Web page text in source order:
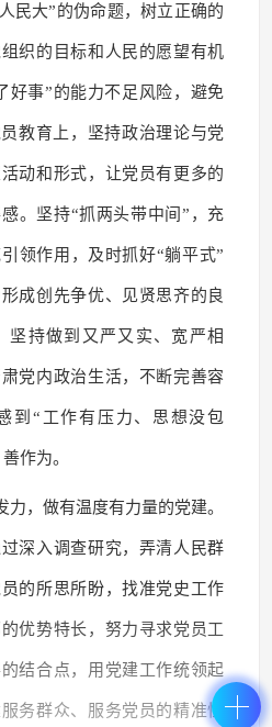
民大”的伪命题，树立正确的
织的目标和人民的愿望有机
好事”的能力不足风险，避免
教育上，坚持政治理论与党
动和形式，让党员有更多的
。坚持“抓两头带中间”，充
领作用，及时抓好“躺平式”
成创先争优、见贤思齐的良
坚持做到又严又实、宽严相
党内政治生活，不断完善容
到“工作有压力、思想没包
作为。
力，做有温度有力量的党建。
深入调查研究，弄清人民群
的所思所盼，找准党史工作
优势特长，努力寻求党员工
结合点，用党建工作统领起
务群众、服务党员的精准性